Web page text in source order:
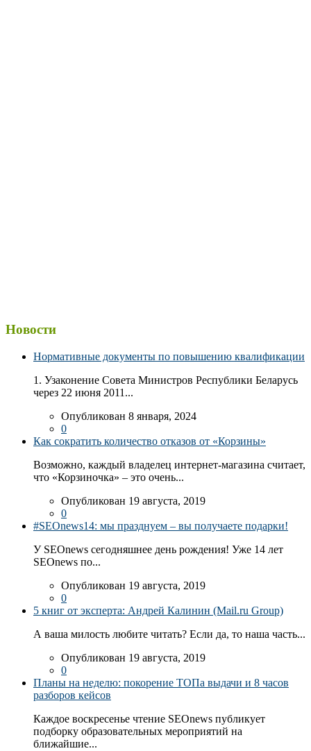
Новости
Нормативные документы по повышению квалификации
1. Узаконение Совета Министров Республики Беларусь
через 22 июня 2011...
Опубликован 8 января, 2024
0
Как сократить количество отказов от «Корзины»
Возможно, каждый владелец интернет-магазина считает,
что «Корзиночка» – это очень...
Опубликован 19 августа, 2019
0
#SEOnews14: мы празднуем – вы получаете подарки!
У SEOnews сегодняшнее день рождения! Уже 14 лет
SEOnews по...
Опубликован 19 августа, 2019
0
5 книг от эксперта: Андрей Калинин (Mail.ru Group)
А ваша милость любите читать? Если да, то наша часть...
Опубликован 19 августа, 2019
0
Планы на неделю: покорение ТОПа выдачи и 8 часов
разборов кейсов
Каждое воскресенье чтение SEOnews публикует
подборку образовательных мероприятий на
ближайшие...